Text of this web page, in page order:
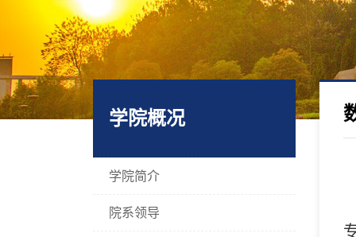
学院概况
学院简介
院系领导